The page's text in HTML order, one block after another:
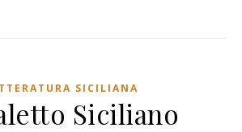
SICILIANA
Siciliano